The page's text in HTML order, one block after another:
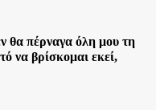
θα πέρναγα όλη μου τη
να βρίσκομαι εκεί,